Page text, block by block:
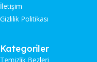
İletişim
Gizlilik Politikası
Kategoriler
Temizlik Bezleri